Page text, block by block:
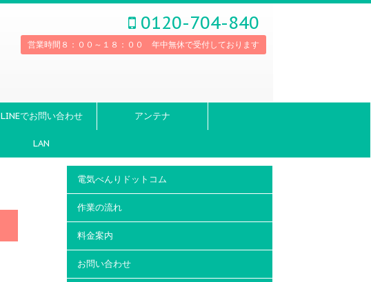
0120-704-840
営業時間８：００～１８：００ 年中無休で受付しております
LINEでお問い合わせ アンテナ
LAN
電気べんりドットコム
作業の流れ
料金案内
お問い合わせ